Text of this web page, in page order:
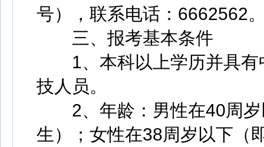
号），联系电话：6662562
三、报考基本条件
1、本科以上学历并具有
技人员。
2、年龄：男性在40周岁
生）；女性在38周岁以下（